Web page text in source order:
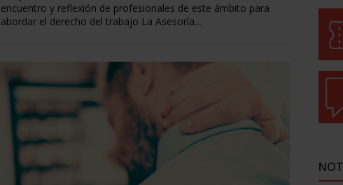
encuentro y reflexión de profesionales de este ámbito para
abordar el derecho del trabajo La Asesoría…